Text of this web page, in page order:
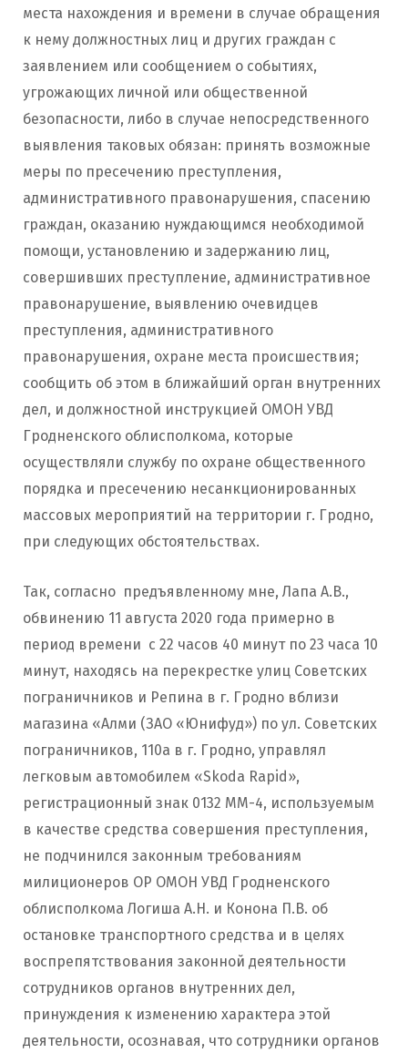
места нахождения и времени в случае обращения
к нему должностных лиц и других граждан с
заявлением или сообщением о событиях,
угрожающих личной или общественной
безопасности, либо в случае непосредственного
выявления таковых обязан: принять возможные
меры по пресечению преступления,
административного правонарушения, спасению
граждан, оказанию нуждающимся необходимой
помощи, установлению и задержанию лиц,
совершивших преступление, административное
правонарушение, выявлению очевидцев
преступления, административного
правонарушения, охране места происшествия;
сообщить об этом в ближайший орган внутренних
дел, и должностной инструкцией ОМОН УВД
Гродненского облисполкома, которые
осуществляли службу по охране общественного
порядка и пресечению несанкционированных
массовых мероприятий на территории г. Гродно,
при следующих обстоятельствах.
Так, согласно предъявленному мне, Лапа А.В.,
обвинению 11 августа 2020 года примерно в
период времени с 22 часов 40 минут по 23 часа 10
минут, находясь на перекрестке улиц Советских
пограничников и Репина в г. Гродно вблизи
магазина «Алми (ЗАО «Юнифуд») по ул. Советских
пограничников, 110а в г. Гродно, управлял
легковым автомобилем «Skoda Rapid»,
регистрационный знак 0132 ММ-4, используемым
в качестве средства совершения преступления,
не подчинился законным требованиям
милиционеров ОР ОМОН УВД Гродненского
облисполкома Логиша А.Н. и Конона П.В. об
остановке транспортного средства и в целях
воспрепятствования законной деятельности
сотрудников органов внутренних дел,
принуждения к изменению характера этой
деятельности, осознавая, что сотрудники органов